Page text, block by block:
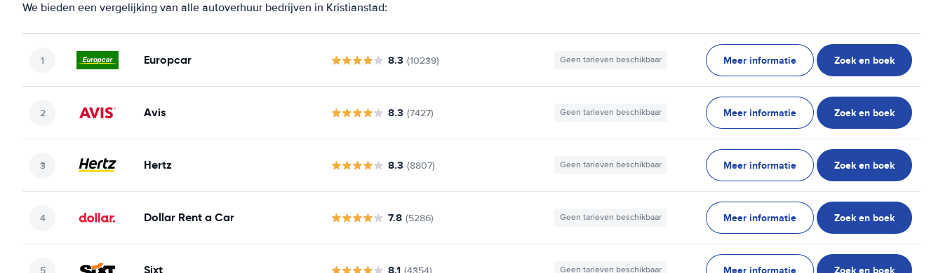
We bieden een vergelijking van alle autoverhuur bedrijven in Kristianstad:
Europcar 8.3 (10239) Geen tarieven beschikbaar Meer informatie Zoek en boek
Avis 8.3 (7427) Geen tarieven beschikbaar Meer informatie Zoek en boek
Hertz 8.3 (8807) Geen tarieven beschikbaar Meer informatie Zoek en boek
Dollar Rent a Car 7.8 (5286) Geen tarieven beschikbaar Meer informatie Zoek en boek
Sixt (4354) Geen tarieven beschikbaar Meer informatie Zoek en boek